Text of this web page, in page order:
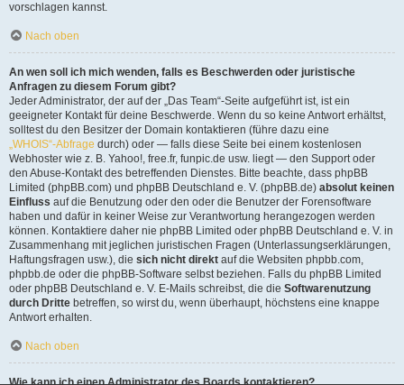
vorschlagen kannst.
Nach oben
An wen soll ich mich wenden, falls es Beschwerden oder juristische
Anfragen zu diesem Forum gibt?
Jeder Administrator, der auf der „Das Team“-Seite aufgeführt ist, ist ein
geeigneter Kontakt für deine Beschwerde. Wenn du so keine Antwort erhältst,
solltest du den Besitzer der Domain kontaktieren (führe dazu eine
„WHOIS“-Abfrage durch) oder — falls diese Seite bei einem kostenlosen
Webhoster wie z. B. Yahoo!, free.fr, funpic.de usw. liegt — den Support oder
den Abuse-Kontakt des betreffenden Dienstes. Bitte beachte, dass phpBB
Limited (phpBB.com) und phpBB Deutschland e. V. (phpBB.de) absolut keinen
Einfluss auf die Benutzung oder den oder die Benutzer der Forensoftware
haben und dafür in keiner Weise zur Verantwortung herangezogen werden
können. Kontaktiere daher nie phpBB Limited oder phpBB Deutschland e. V. in
Zusammenhang mit jeglichen juristischen Fragen (Unterlassungserklärungen,
Haftungsfragen usw.), die sich nicht direkt auf die Websiten phpbb.com,
phpbb.de oder die phpBB-Software selbst beziehen. Falls du phpBB Limited
oder phpBB Deutschland e. V. E-Mails schreibst, die die Softwarenutzung
durch Dritte betreffen, so wirst du, wenn überhaupt, höchstens eine knappe
Antwort erhalten.
Nach oben
Wie kann ich einen Administrator des Boards kontaktieren?